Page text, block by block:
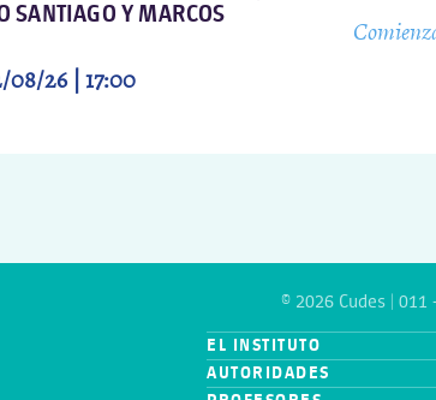
SANTIAGO Y MARCOS
08/26 | 17:00
© 2026 Cudes | 011
EL INSTITUTO
AUTORIDADES